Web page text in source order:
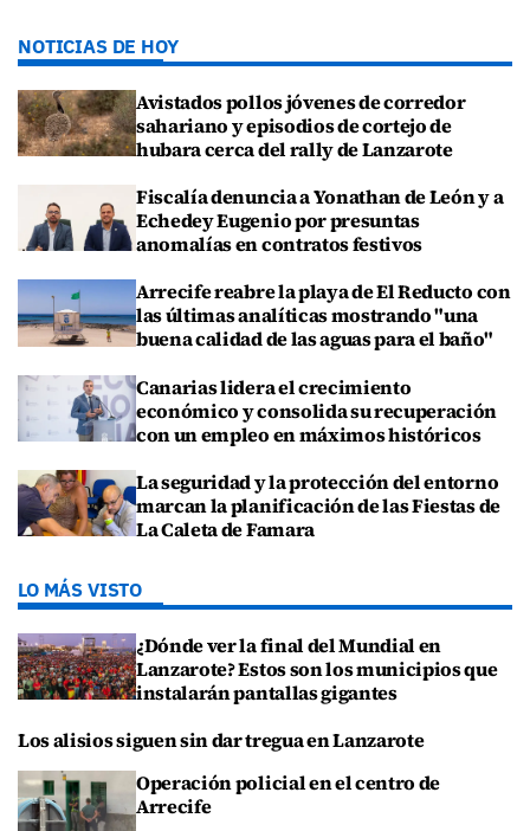
NOTICIAS DE HOY
Avistados pollos jóvenes de corredor
sahariano y episodios de cortejo de
hubara cerca del rally de Lanzarote
Fiscalía denuncia a Yonathan de León y a
Echedey Eugenio por presuntas
anomalías en contratos festivos
Arrecife reabre la playa de El Reducto con
las últimas analíticas mostrando "una
buena calidad de las aguas para el baño"
Canarias lidera el crecimiento
económico y consolida su recuperación
con un empleo en máximos históricos
La seguridad y la protección del entorno
marcan la planificación de las Fiestas de
La Caleta de Famara
LO MÁS VISTO
¿Dónde ver la final del Mundial en
Lanzarote? Estos son los municipios que
instalarán pantallas gigantes
Los alisios siguen sin dar tregua en Lanzarote
Operación policial en el centro de
Arrecife